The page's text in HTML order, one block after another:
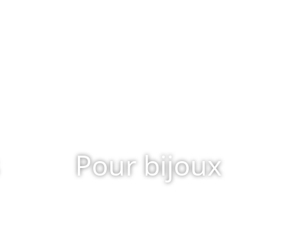
Pour bijoux